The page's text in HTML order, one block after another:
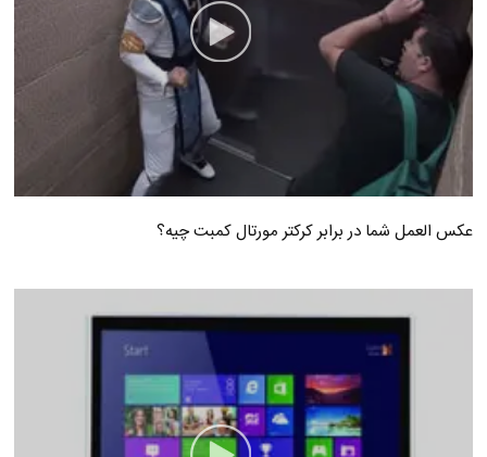
عکس العمل شما در برابر کرکتر مورتال کمبت چیه؟